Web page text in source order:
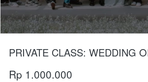
PRIVATE CLASS: WEDDING
Rp 1.000.000